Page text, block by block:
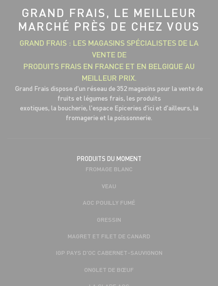
GRAND FRAIS, LE MEILLEUR
MARCHÉ PRÈS DE CHEZ VOUS
GRAND FRAIS : LES MAGASINS SPÉCIALISTES DE LA
VENTE DE
PRODUITS FRAIS EN FRANCE ET EN BELGIQUE AU
MEILLEUR PRIX.
Grand Frais dispose d'un réseau de 352 magasins pour la vente de
fruits et légumes frais, les produits
exotiques, la boucherie, l'espace Epiceries d'ici et d'ailleurs, la
fromagerie et la poissonnerie.
PRODUITS DU MOMENT
FROMAGE BLANC
VEAU
AOC POUILLY FUMÉ
GRESSIN
MAGRET ET FILET DE CANARD
IGP PAYS D'OC CABERNET-SAUVIGNON
ONGLET DE BŒUF